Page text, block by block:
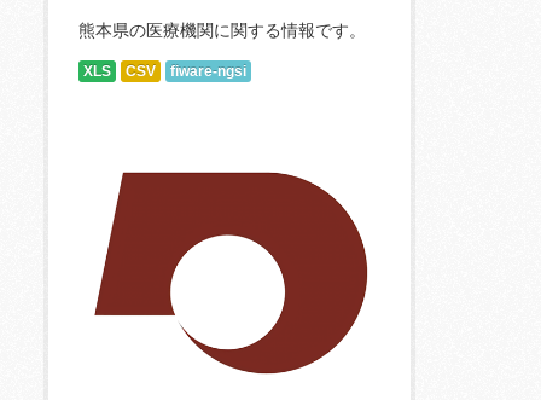
熊本県の医療機関に関する情報です。
XLS CSV fiware-ngsi